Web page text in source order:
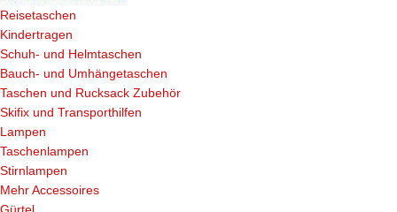
Reisetaschen
Kindertragen
Schuh- und Helmtaschen
Bauch- und Umhängetaschen
Taschen und Rucksack Zubehör
Skifix und Transporthilfen
Lampen
Taschenlampen
Stirnlampen
Mehr Accessoires
Gürtel